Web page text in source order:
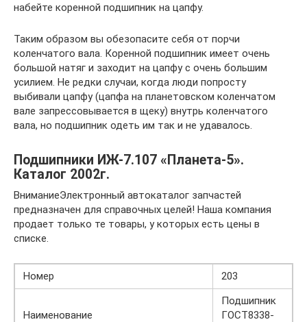
набейте коренной подшипник на цапфу.
Таким образом вы обезопасите себя от порчи
коленчатого вала. Коренной подшипник имеет очень
большой натяг и заходит на цапфу с очень большим
усилием. Не редки случаи, когда люди попросту
выбивали цапфу (цапфа на планетовском коленчатом
вале запрессовывается в щеку) внутрь коленчатого
вала, но подшипник одеть им так и не удавалось.
Подшипники ИЖ-7.107 «Планета-5».
Каталог 2002г.
ВниманиеЭлектронный автокаталог запчастей
предназначен для справочных целей! Наша компания
продает только те товары, у которых есть цены в
списке.
Номер 203
Наименование
Подшипник
ГОСТ8338-